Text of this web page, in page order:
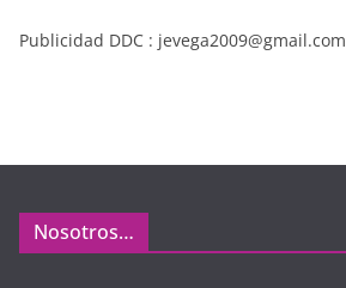
Publicidad DDC : jevega2009@gmail.com
Nosotros…